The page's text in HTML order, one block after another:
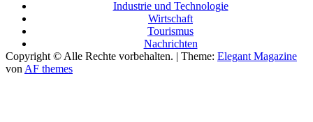
Industrie und Technologie
Wirtschaft
Tourismus
Nachrichten
Copyright © Alle Rechte vorbehalten. | Theme: Elegant Magazine
von AF themes